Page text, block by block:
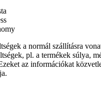
a normál szállításra
pl. a termékek súlya,
az információkat